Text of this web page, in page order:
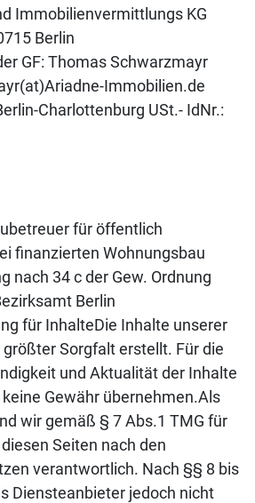
Immobilienvermittlungs KG
Berlin
GF: Thomas Schwarzmayr
Immobilien.de
Charlottenburg USt.- IdNr.:
für öffentlich
finanzierten Wohnungsbau
nach 34 c der Gew. Ordnung
Berlin
für InhalteDie Inhalte unserer
Sorgfalt erstellt. Für die
und Aktualität der Inhalte
Gewähr übernehmen.Als
wir gemäß § 7 Abs.1 TMG für
Seiten nach den
verantwortlich. Nach §§ 8 bis
Diensteanbieter jedoch nicht